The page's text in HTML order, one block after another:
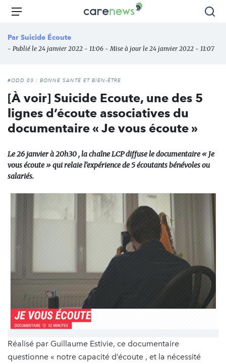
Aller
principal
Carenews,
des
l'engagement
Menu
Par Suicide Écoute
- Publié le 24 janvier 2022 - 11:06 - Mise à jour le 24 janvier 2022 - 11:07
#ODD 03 : BONNE SANTÉ ET BIEN-ÊTRE
[À voir] Suicide Ecoute, une des 5
lignes d’écoute associatives du
documentaire « Je vous écoute »
Le 26 janvier à 20h30 , la chaîne LCP diffuse le documentaire « Je
vous écoute » qui relaie l’expérience de 5 écoutants bénévoles ou
salariés.
Réalisé par Guillaume Estivie, ce documentaire
questionne « notre capacité d’écoute , et la nécessité